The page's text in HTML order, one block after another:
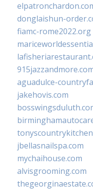
donglaishun-
fiamc-rome2022.org
aguadulce-
jakehovis.com
jbellasnailspa.com
mychaihouse.com
alvisgrooming.com